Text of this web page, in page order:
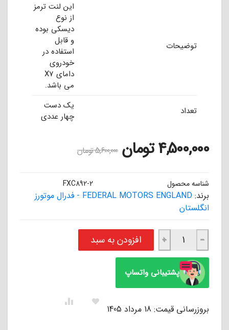
توضیحات
این لنت ترمز
از نوع
دیسکی بوده
و قابل
استفاده در
خودروی
دامای X7
می باشد.
تعداد
یک دست
چهار عددی
4,500,000تومان 5,600,000تومان
شناسه محصول FXC892-2
برند:
FEDERAL MOTORS ENGLAND - فدرال موتورز
انگلستان
لنت ترمز سوپر سرامیکی عقب دامای X7 فدرال موتورز انگلستان FEDERAL عدد
−
+ افزودن به سبد
پشتیبانی واتساپ
بروزرسانی قیمت: 18 مرداد 1405